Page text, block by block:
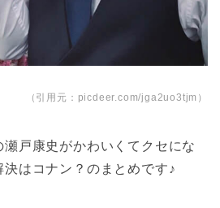
（引用元：picdeer.com/jga2uo3tjm）
瀬戸康史がかわいくてクセにな
はコナン？のまとめです♪